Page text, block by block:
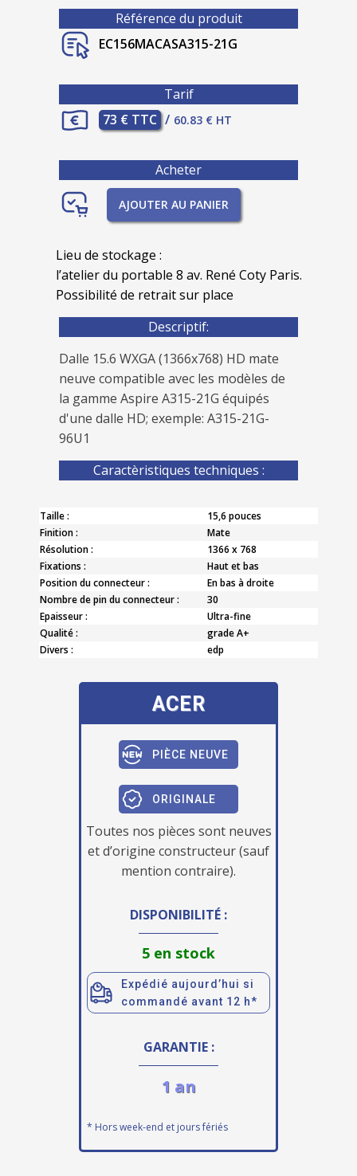
Référence du produit
EC156MACASA315-21G
Tarif
73 € TTC / 60.83 € HT
Acheter
AJOUTER AU PANIER
Lieu de stockage :
l’atelier du portable 8 av. René Coty Paris.
Possibilité de retrait sur place
Descriptif:
Dalle 15.6 WXGA (1366x768) HD mate
neuve compatible avec les modèles de
la gamme Aspire A315-21G équipés
d'une dalle HD; exemple: A315-21G-
96U1
Caractèristiques techniques :
Taille :
15,6 pouces
Finition :
Mate
Résolution :
1366 x 768
Fixations :
Haut et bas
Position du connecteur :
En bas à droite
Nombre de pin du connecteur :
30
Epaisseur :
Ultra-fine
Qualité :
grade A+
Divers :
edp
ACER
PIÈCE NEUVE
ORIGINALE
Toutes nos pièces sont neuves
et d’origine constructeur (sauf
mention contraire).
DISPONIBILITÉ :
5 en stock
Expédié aujourd’hui si
commandé avant 12 h*
GARANTIE :
1 an
* Hors week-end et jours fériés